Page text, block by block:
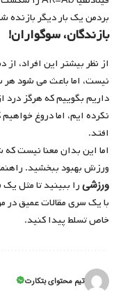
بردمن یک بار دیگر بازنده
بازندگان، سوگواران!
از نظر بیشتر این افراد،
نیست، اما باعث می شود
داریم بگوییم که هرگز
نکرده ایم، اما دروغ
افتد.
اما این بدان معنا نیست
ورزش بهبود ببخشید.
ورزشیرا ببینید تا مثل
با یک سری مقالات عمیق در
خاص تسلط پیدا کنید.
تیم محتوای بتکارت